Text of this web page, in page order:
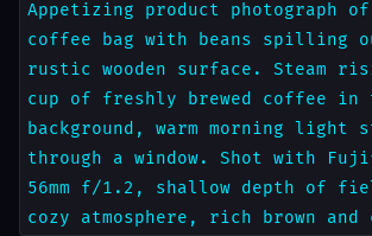
Appetizing product photograph
coffee bag with beans spilling
rustic wooden surface. Steam
cup of freshly brewed coffee in
background, warm morning light
through a window. Shot with
56mm f/1.2, shallow depth of
cozy atmosphere, rich brown and